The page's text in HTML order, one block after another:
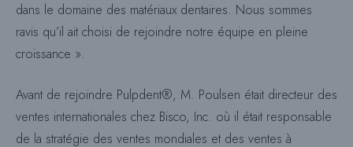
dans le domaine des matériaux dentaires. Nous sommes
ravis qu’il ait choisi de rejoindre notre équipe en pleine
croissance ».
Avant de rejoindre Pulpdent®, M. Poulsen était directeur des
ventes internationales chez Bisco, Inc. où il était responsable
de la stratégie des ventes mondiales et des ventes à